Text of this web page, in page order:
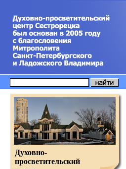
Духовно-
просветительский